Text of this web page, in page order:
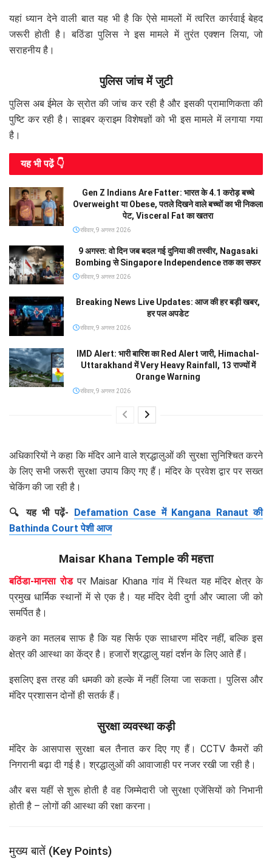
यहां ध्यान देने वाली बात यह भी है कि ऐसे मामलों में त्वरित कार्रवाई बेहद
जरूरी होती है। बठिंडा पुलिस ने इस मामले में तुरंत एक्शन लिया, जो
सराहनीय है।
पुलिस जांच में जुटी
पुलिस अब ईमेल के स्रोत की जांच कर रही है और इसकी प्रामाणिकता की
पुष्टि कर रही है। साइबर क्राइम विशेषज्ञों को भी इस मामले में लगाया गया
है।
यह भी पढे़ं 👇
Gen Z Indians Are Fatter: भारत के 4.1 करोड़ बच्चे
Overweight या Obese, पतले दिखने वाले बच्चों का भी निकला
पेट, Visceral Fat का खतरा
रविवार, 9 अगस्त 2026
9 अगस्त: वो दिन जब बदल गई दुनिया की तस्वीर, Nagasaki
Bombing से Singapore Independence तक का सफर
रविवार, 9 अगस्त 2026
Breaking News Live Updates: आज की हर बड़ी खबर,
हर पल अपडेट
रविवार, 9 अगस्त 2026
IMD Alert: भारी बारिश का Red Alert जारी, Himachal-
Uttarakhand में Very Heavy Rainfall, 13 राज्यों में
Orange Warning
रविवार, 9 अगस्त 2026
अधिकारियों ने कहा कि मंदिर आने वाले श्रद्धालुओं की सुरक्षा सुनिश्चित करने
के लिए सभी जरूरी सुरक्षा उपाय किए गए हैं। मंदिर के प्रवेश द्वार पर सख्त
चेकिंग की जा रही है।
🔍 यह भी पढ़ें- Defamation Case में Kangana Ranaut की
Bathinda Court पेशी आज
Maisar Khana Temple की महत्ता
बठिंडा-मानसा रोडपर Maisar Khana गांव में स्थित यह मंदिर क्षेत्र के
प्रमुख धार्मिक स्थानों में से एक है। यह मंदिर देवी दुर्गा और ज्वाला जी को
समर्पित है।
कहने का मतलब साफ है कि यह सिर्फ एक साधारण मंदिर नहीं, बल्कि इस
क्षेत्र की आस्था का केंद्र है। हजारों श्रद्धालु यहां दर्शन के लिए आते हैं।
इसलिए इस तरह की धमकी को हल्के में नहीं लिया जा सकता। पुलिस और
मंदिर प्रशासन दोनों ही सतर्क हैं।
सुरक्षा व्यवस्था कड़ी
मंदिर के आसपास सुरक्षा बल तैनात कर दिए गए हैं। CCTV कैमरों की
निगरानी बढ़ा दी गई है। श्रद्धालुओं की आवाजाही पर नजर रखी जा रही है।
और बस यहीं से शुरू होती है वह जिम्मेदारी जो सुरक्षा एजेंसियों को निभानी
होती है – लोगों की आस्था की रक्षा करना।
मुख्य बातें (Key Points)